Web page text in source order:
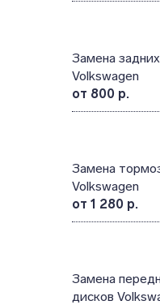
Замена
Volkswagen
от 800 р.
Замена
Volkswagen
от 1 280 р.
Замена
дисков